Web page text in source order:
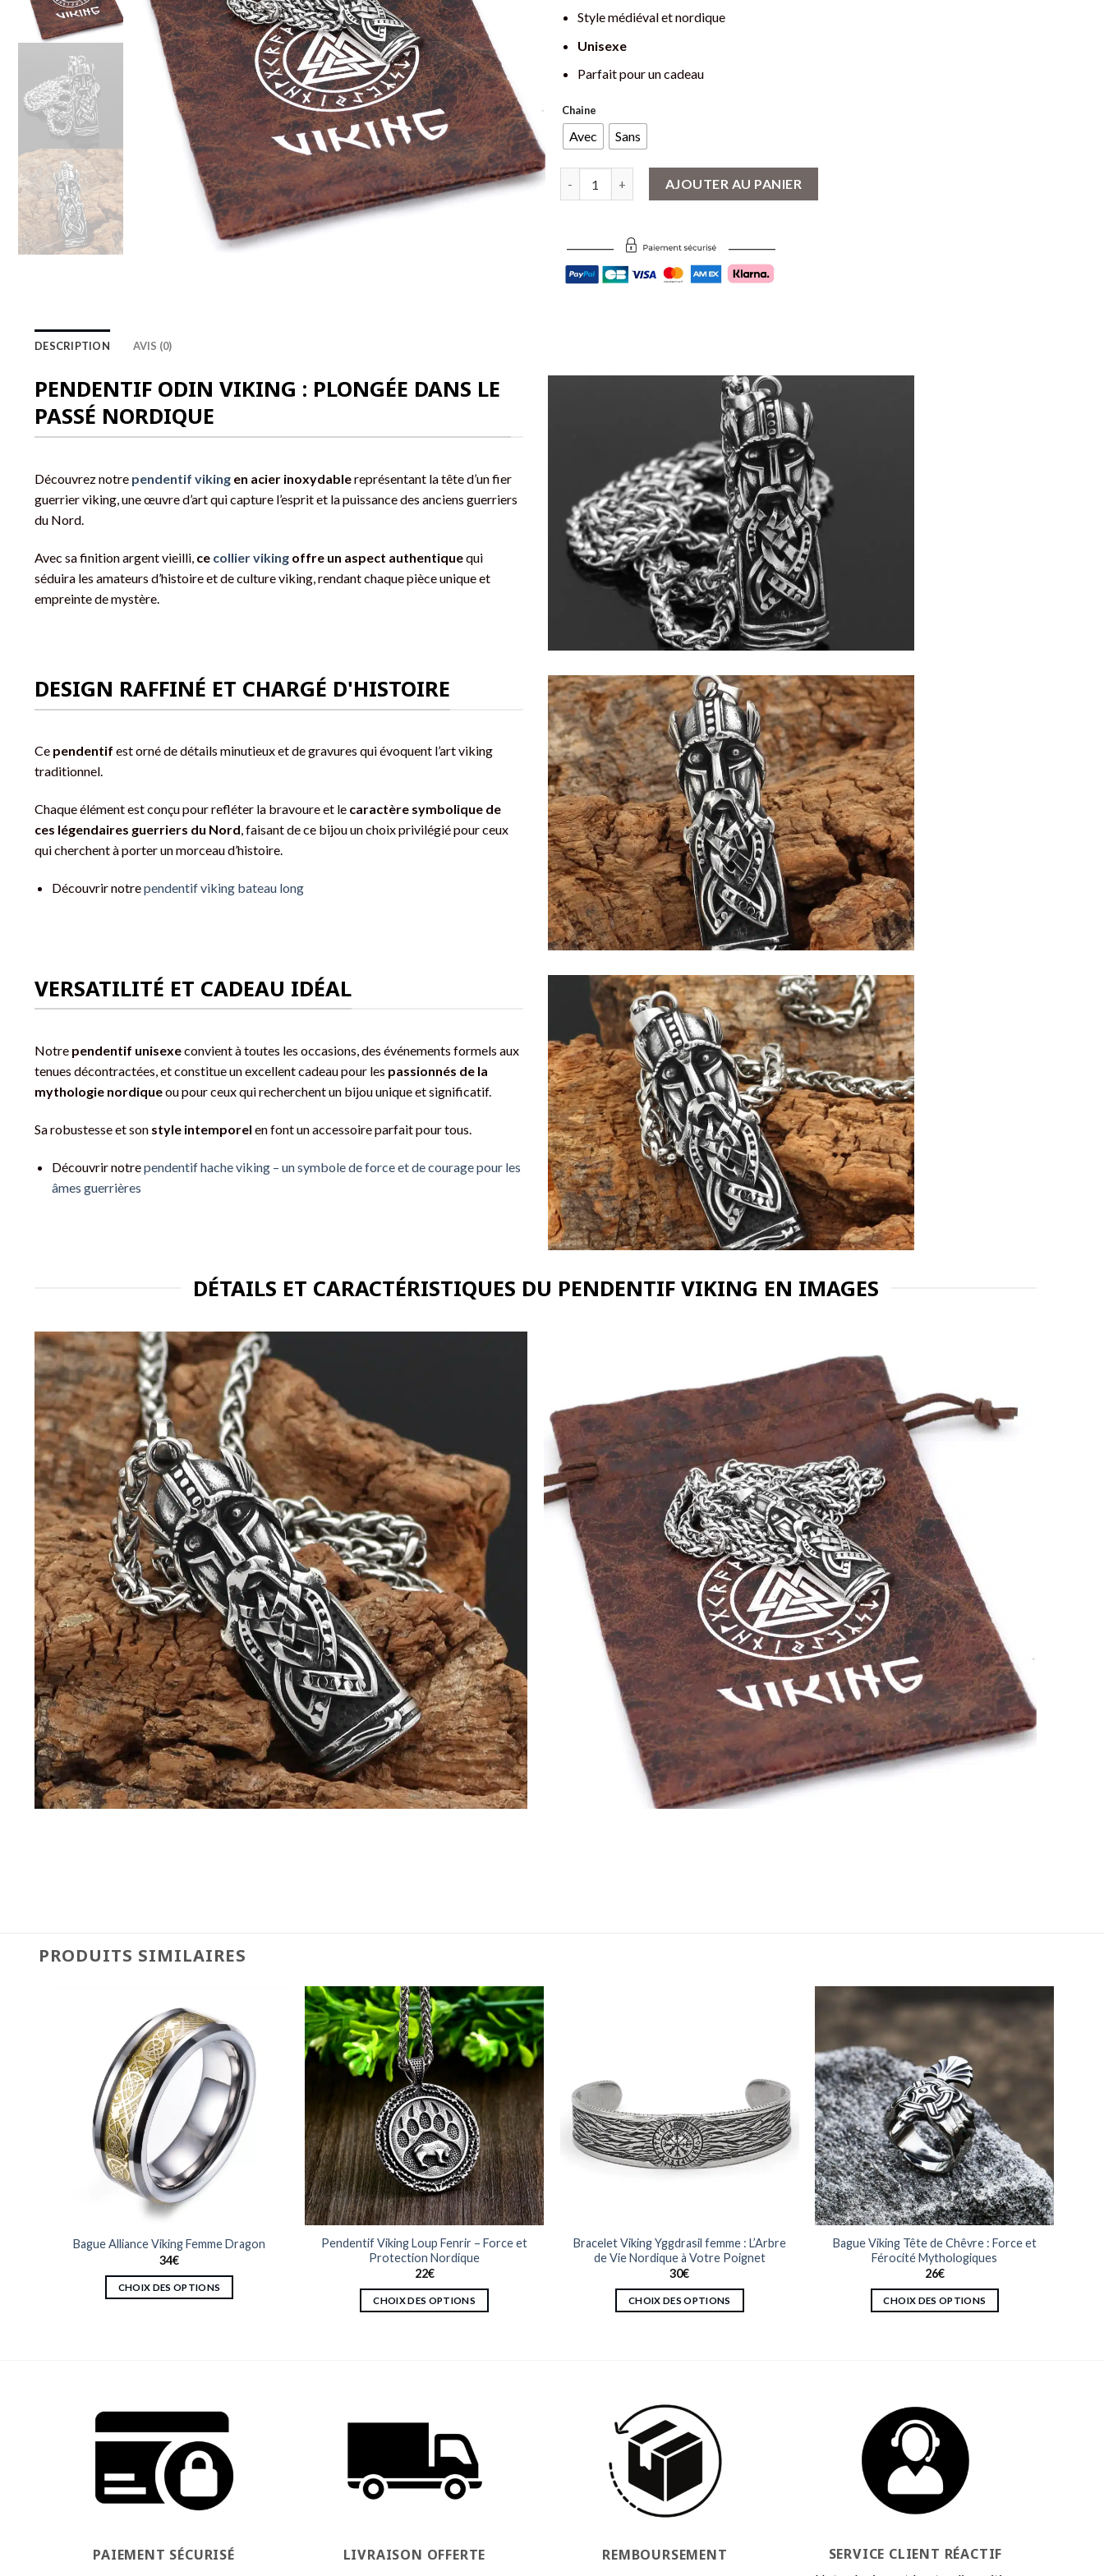
Style médiéval et nordique
Unisexe
Parfait pour un cadeau
Chaine
Avec Sans
AJOUTER AU PANIER
DESCRIPTION AVIS (0)
PENDENTIF ODIN VIKING : PLONGÉE DANS LE
PASSÉ NORDIQUE
Découvrez notre pendentif viking en acier inoxydablereprésentant la tête d’un fier
guerrier viking, une œuvre d’art qui capture l’esprit et la puissance des anciens guerriers
du Nord.
Avec sa finition argent vieilli, ce collier viking offre un aspect authentiquequi
séduira les amateurs d’histoire et de culture viking, rendant chaque pièce unique et
empreinte de mystère.
DESIGN RAFFINÉ ET CHARGÉ D'HISTOIRE
Ce pendentif est orné de détails minutieux et de gravures qui évoquent l’art viking
traditionnel.
Chaque élément est conçu pour refléter la bravoure et le caractère symbolique de
ces légendaires guerriers du Nord, faisant de ce bijou un choix privilégié pour ceux
qui cherchent à porter un morceau d’histoire.
Découvrir notrependentif viking bateau long
VERSATILITÉ ET CADEAU IDÉAL
Notre pendentif unisexeconvient à toutes les occasions, des événements formels aux
tenues décontractées, et constitue un excellent cadeau pour les passionnés de la
mythologie nordiqueou pour ceux qui recherchent un bijou unique et significatif.
Sa robustesse et son style intemporel en font un accessoire parfait pour tous.
Découvrir notrependentif hache viking – un symbole de force et de courage pour les
âmes guerrières
DÉTAILS ET CARACTÉRISTIQUES DU PENDENTIF VIKING EN IMAGES
PRODUITS SIMILAIRES
Bague Alliance Viking Femme Dragon
34€
CHOIX DES OPTIONS
peuvent
être
sur
du
Pendentif Viking Loup Fenrir – Force et
Protection Nordique
22€
CHOIX DES OPTIONS
options
peuvent
choisies
page
Bracelet Viking Yggdrasil femme : L’Arbre
de Vie Nordique à Votre Poignet
30€
CHOIX DES OPTIONS
Les
options
peuvent
choisies
sur
page
Bague Viking Tête de Chêvre : Force et
Férocité Mythologiques
26€
CHOIX DES OPTIONS
Les
options
peuvent
être
choisies
sur
page
PAIEMENT SÉCURISÉ LIVRAISON OFFERTE REMBOURSEMENT SERVICE CLIENT RÉACTIF